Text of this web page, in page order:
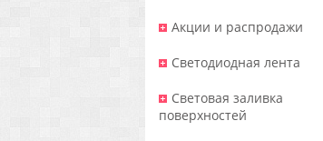
Акции и распродажи
Светодиодная лента
Световая заливка
поверхностей